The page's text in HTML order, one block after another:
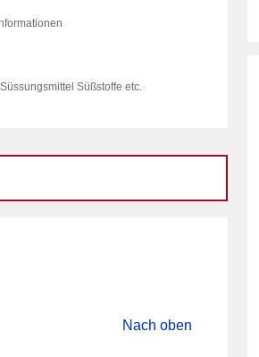
Süßstoffe etc.
Nach oben